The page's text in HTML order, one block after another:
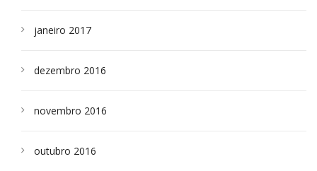
janeiro 2017
dezembro 2016
novembro 2016
outubro 2016